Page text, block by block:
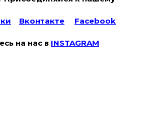
Вконтакте
Facebook
на наc в INSTAGRAM